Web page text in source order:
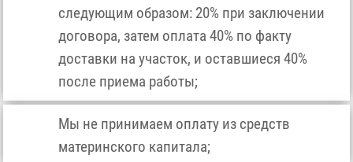
следующим образом: 20% при заключении
договора, затем оплата 40% по факту
доставки на участок, и оставшиеся 40%
после приема работы;
Мы не принимаем оплату из средств
материнского капитала;